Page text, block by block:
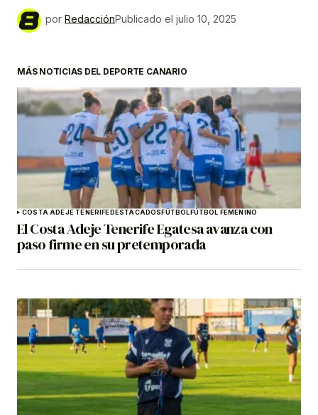
por RedacciónPublicado el julio 10, 2025
MÁS NOTICIAS DEL DEPORTE CANARIO
COSTA ADEJE TENERIFEDESTACADOSFÚTBOLFÚTBOL FEMENINO
El Costa Adeje Tenerife Egatesa avanza con
paso firme en su pretemporada